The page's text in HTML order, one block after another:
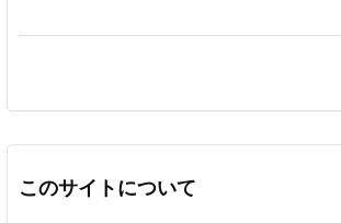
このサイトについて